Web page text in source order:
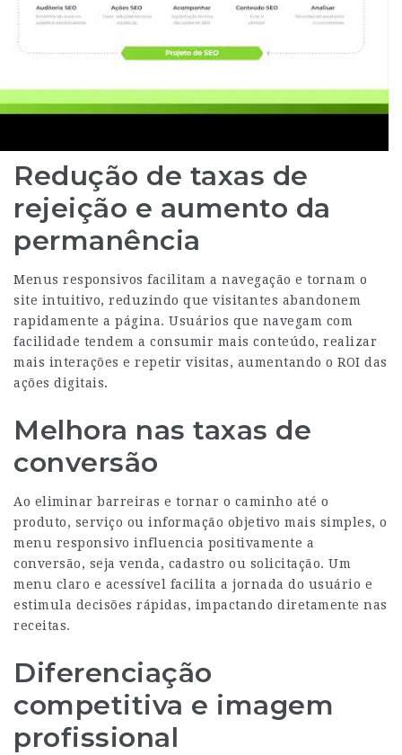
Redução de taxas de
rejeição e aumento da
permanência
Menus responsivos facilitam a navegação e tornam o
site intuitivo, reduzindo que visitantes abandonem
rapidamente a página. Usuários que navegam com
facilidade tendem a consumir mais conteúdo, realizar
mais interações e repetir visitas, aumentando o ROI das
ações digitais.
Melhora nas taxas de
conversão
Ao eliminar barreiras e tornar o caminho até o
produto, serviço ou informação objetivo mais simples, o
menu responsivo influencia positivamente a
conversão, seja venda, cadastro ou solicitação. Um
menu claro e acessível facilita a jornada do usuário e
estimula decisões rápidas, impactando diretamente nas
receitas.
Diferenciação
competitiva e imagem
profissional